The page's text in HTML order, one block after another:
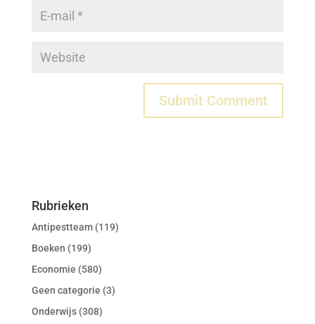
Rubrieken
Antipestteam(119)
Boeken (199)
Economie (580)
Geen categorie (3)
Onderwijs(308)